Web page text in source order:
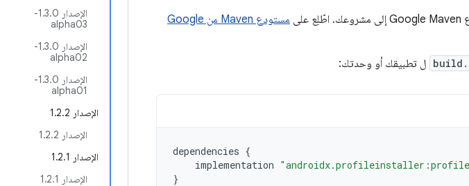
الإصدار 1.3.0-
alpha03
الإصدار 1.3.0-
alpha02
الإصدار 1.3.0-
alpha01
الإصدار 1.2.2
الإصدار 1.2.2
الإصدار 1.2.1
الإصدار 1.2.1
مستودع Maven من Google
ل تطبيقك أو وحدتك:
dependencies {
implementation
}